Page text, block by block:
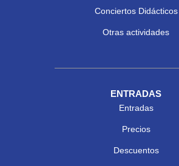
Conciertos Didácticos
Otras actividades
ENTRADAS
Entradas
Precios
Descuentos